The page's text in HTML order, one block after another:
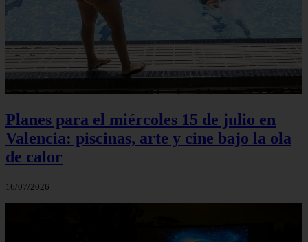
Planes para el miércoles 15 de julio en
Valencia: piscinas, arte y cine bajo la ola
de calor
16/07/2026